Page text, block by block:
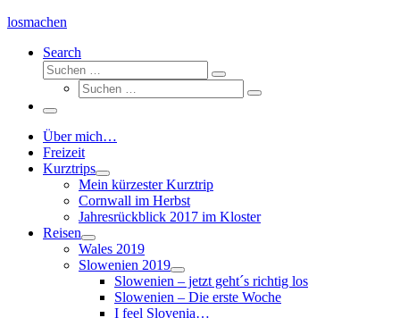
losmachen
Search
Suche
Suchen
Suche
Suchen
Menü
Über mich…
Freizeit
Kurztrips
Mein kürzester Kurztrip
Cornwall im Herbst
Jahresrückblick 2017 im Kloster
Reisen
Wales 2019
Slowenien 2019
Slowenien – jetzt geht´s richtig los
Slowenien – Die erste Woche
I feel Slovenia…